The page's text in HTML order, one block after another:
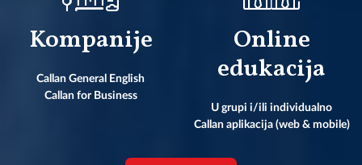
Kompanije
Callan General English
Callan for Business
Online
edukacija
U grupi i/ili individualno
Callan aplikacija (web & mobile)